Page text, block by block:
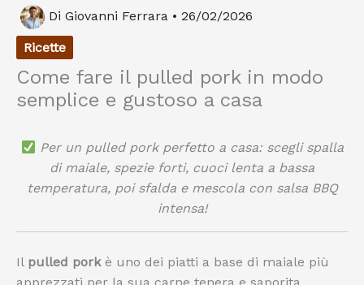
Di Giovanni Ferrara • 26/02/2026
Ricette
Come fare il pulled pork in modo
semplice e gustoso a casa
Per un pulled pork perfetto a casa: scegli spalla
di maiale, spezie forti, cuoci lenta a bassa
temperatura, poi sfalda e mescola con salsa BBQ
intensa!
Il pulled porkè uno dei piatti a base di maiale più